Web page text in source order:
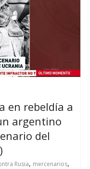
en rebeldía a
argentino
del
Rusia, mercenarios,